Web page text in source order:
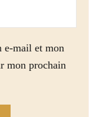
e-mail et mon
mon prochain